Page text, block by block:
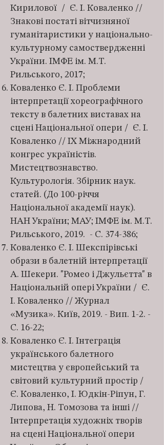
Кирилової / Є. І. Коваленко //
Знакові постаті вітчизняної
гуманітаристики у національно-
культурному самоствердженні
України. ІМФЕ ім. М.Т.
Рильського, 2017;
Коваленко Є. І. Проблеми
інтерпретації хореографічного
тексту в балетних виставах на
сцені Національної опери / Є. І.
Коваленко // ІХ Міжнародний
конгрес україністів.
Мистецтвознавство.
Культурологія. Збірник наук.
статей. (До 100-річчя
Національної академії наук).
НАН України; МАУ; ІМФЕ ім. М.Т.
Рильського, 2019. - С. 374-386;
Коваленко Є. І. Шекспірівські
образи в балетній інтерпретації
А. Шекери. "Ромео і Джульєтта" в
Національній опері України / Є.
І. Коваленко // Журнал
«Музика». Київ, 2019. - Вип. 1-2. -
С. 16-22;
Коваленко Є. І. Інтеграція
українського балетного
мистецтва у європейський та
світовий культурний простір /
Є. Коваленко, І. Юдкін-Ріпун, Г.
Липова, Н. Томозова та інші //
Інтерпретація художніх творів
на сцені Національної опери